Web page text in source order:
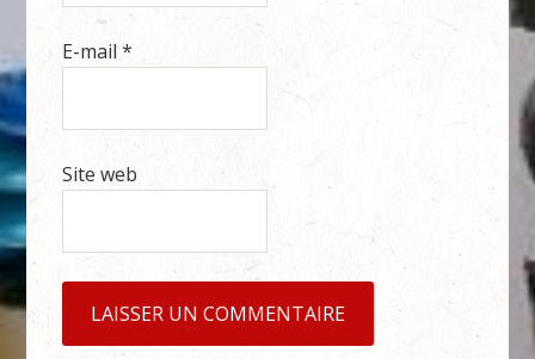
E-mail*
Site web